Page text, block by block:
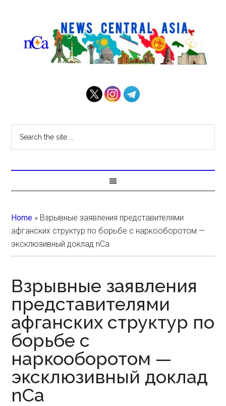
Home » Взрывные заявления представителями
афганских структур по борьбе с наркооборотом —
эксклюзивный доклад nCa
Взрывные заявления
представителями
афганских структур по
борьбе с
наркооборотом —
эксклюзивный доклад
nCa